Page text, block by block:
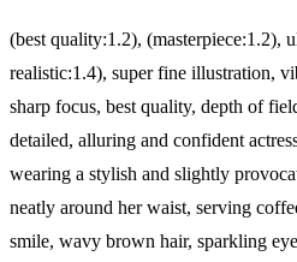
(best quality:1.2), (masterpiece:1.2),
realistic:1.4), super fine illustration,
sharp focus, best quality, depth of
detailed, alluring and confident
wearing a stylish and slightly
neatly around her waist, serving
smile, wavy brown hair, sparkling